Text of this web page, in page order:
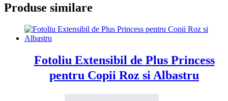
Produse similare
Fotoliu Extensibil de Plus Princess
pentru Copii Roz si Albastru